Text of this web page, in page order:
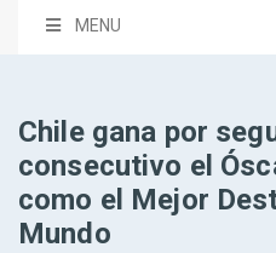
MENU
Chile gana por
consecutivo el
como el Mejor
Mundo